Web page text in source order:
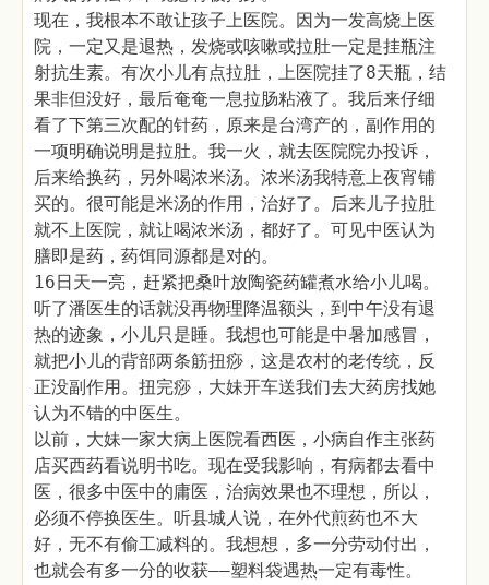
现在，我根本不敢让孩子上医院。因为一发高烧上医
院，一定又是退热，发烧或咳嗽或拉肚一定是挂瓶注
射抗生素。有次小儿有点拉肚，上医院挂了8天瓶，结
果非但没好，最后奄奄一息拉肠粘液了。我后来仔细
看了下第三次配的针药，原来是台湾产的，副作用的
一项明确说明是拉肚。我一火，就去医院院办投诉，
后来给换药，另外喝浓米汤。浓米汤我特意上夜宵铺
买的。很可能是米汤的作用，治好了。后来儿子拉肚
就不上医院，就让喝浓米汤，都好了。可见中医认为
膳即是药，药饵同源都是对的。
16日天一亮，赶紧把桑叶放陶瓷药罐煮水给小儿喝。
听了潘医生的话就没再物理降温额头，到中午没有退
热的迹象，小儿只是睡。我想也可能是中暑加感冒，
就把小儿的背部两条筋扭痧，这是农村的老传统，反
正没副作用。扭完痧，大妹开车送我们去大药房找她
认为不错的中医生。
以前，大妹一家大病上医院看西医，小病自作主张药
店买西药看说明书吃。现在受我影响，有病都去看中
医，很多中医中的庸医，治病效果也不理想，所以，
必须不停换医生。听县城人说，在外代煎药也不大
好，无不有偷工减料的。我想想，多一分劳动付出，
也就会有多一分的收获——塑料袋遇热一定有毒性。